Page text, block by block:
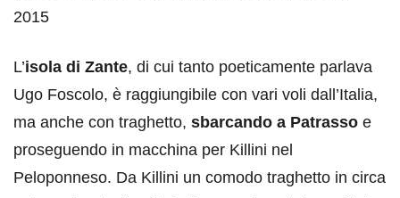
2015
L’isola di Zante, di cui tanto poeticamente parlava
Ugo Foscolo, è raggiungibile con vari voli dall’Italia,
ma anche con traghetto, sbarcando a Patrasso e
proseguendo in macchina per Killini nel
Peloponneso. Da Killini un comodo traghetto in circa